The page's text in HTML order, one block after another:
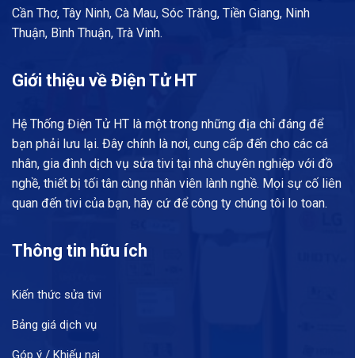
Cần Thơ, Tây Ninh, Cà Mau, Sóc Trăng, Tiền Giang, Ninh
Thuận, Bình Thuận, Trà Vinh.
Giới thiệu về Điện Tử HT
Hệ Thống Điện Tử HT là một trong những địa chỉ đáng để
bạn phải lưu lại. Đây chính là nơi, cung cấp đến cho các cá
nhân, gia đình dịch vụ sửa tivi tại nhà chuyên nghiệp với đồ
nghề, thiết bị tối tân cùng nhân viên lành nghề. Mọi sự cố liên
quan đến tivi của bạn, hãy cứ để công ty chúng tôi lo toan.
Thông tin hữu ích
Kiến thức sửa tivi
Bảng giá dịch vụ
Góp ý / Khiếu nại